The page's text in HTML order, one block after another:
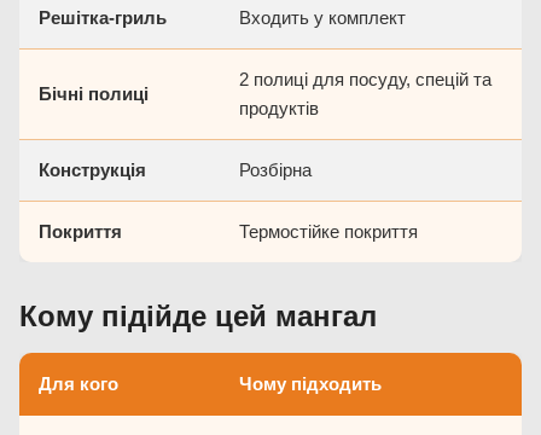
Решітка-гриль Входить у комплект
Бічні полиці
2 полиці для посуду, спецій та
продуктів
Конструкція Розбірна
Покриття Термостійке покриття
Кому підійде цей мангал
Для кого Чому підходить